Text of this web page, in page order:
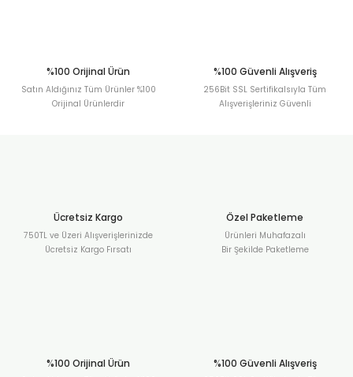
%100 Orijinal Ürün
Satın Aldığınız Tüm Ürünler %100
Orijinal Ürünlerdir
%100 Güvenli Alışveriş
256Bit SSL Sertifikalsıyla Tüm
Alışverişleriniz Güvenli
Ücretsiz Kargo
750TL ve Üzeri Alışverişlerinizde
Ücretsiz Kargo Fırsatı
Özel Paketleme
Ürünleri Muhafazalı
Bir Şekilde Paketleme
%100 Orijinal Ürün %100 Güvenli Alışveriş